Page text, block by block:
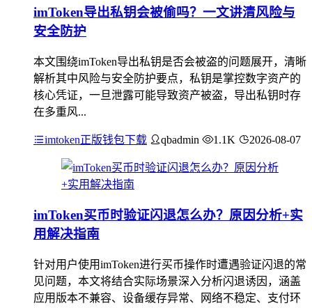
imToken导出私钥会被偷吗？一文讲清风险与
安全防护
本文围绕imToken导出私钥是否会被盗的问题展开，清晰
解析其中风险与安全防护要点，私钥是掌控数字资产的
核心凭证，一旦泄露可能导致资产被盗，导出私钥时存
在多重风...
imtoken正版钱包下载 qbadmin 1.1K 2026-08-07
imToken买币时验证闪退怎么办？原因分析+实
用解决指南
针对用户使用imToken进行买币操作时遭遇验证闪退的常
见问题，本文将结合实际场景深入分析闪退诱因，涵盖
应用版本不兼容、设备缓存异常、网络不稳定、支付环